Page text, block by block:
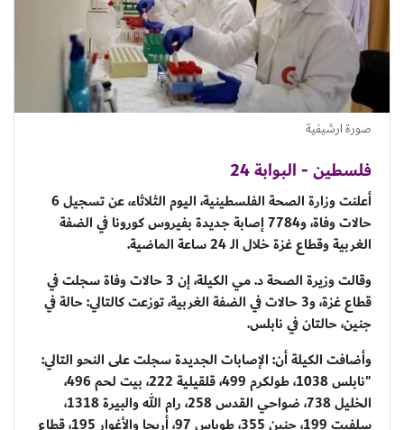
صورة ارشيفية
فلسطين - البوابة 24
أعلنت وزارة الصحة الفلسطينية، اليوم الثلاثاء، عن تسجيل 6
حالات وفاة، و7784 إصابة جديدة بفيروس كورونا في الضفة
الغربية وقطاع غزة خلال الـ 24 ساعة الماضية.
وقالت وزيرة الصحة د. مي الكيلة، إن 3 حالات وفاة سجلت في
قطاع غزة، و3 حالات في الضفة الغربية، توزعت كالتالي: حالة في
جنين، حالتان في نابلس.
وأضافت الكيلة أن: الإصابات الجديدة سجلت على النحو التالي:
"نابلس 1038، طولكرم 499، قلقيلية 222، بيت لحم 496،
الخليل 738، ضواحي القدس 258، رام الله والبيرة 1318،
سلفيت 199، جنين 355، طوباس 97، أريحا والأغوار 195، قطاع